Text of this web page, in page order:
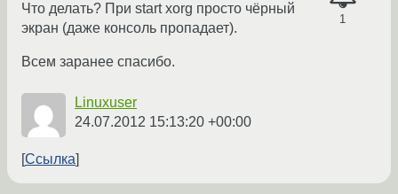
1
Что делать? При start xorg просто чёрный
экран (даже консоль пропадает).
Всем заранее спасибо.
Linuxuser
24.07.2012 15:13:20 +00:00
Ссылка